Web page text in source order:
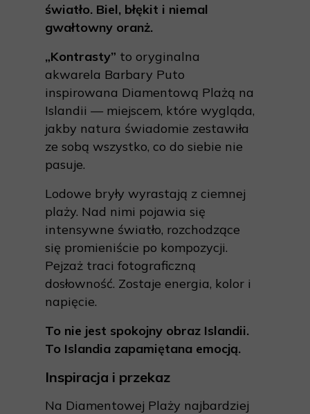
światło. Biel, błękit i niemal
gwałtowny oranż.
„Kontrasty” to oryginalna
akwarela Barbary Puto
inspirowana Diamentową Plażą na
Islandii — miejscem, które wygląda,
jakby natura świadomie zestawiła
ze sobą wszystko, co do siebie nie
pasuje.
Lodowe bryły wyrastają z ciemnej
plaży. Nad nimi pojawia się
intensywne światło, rozchodzące
się promieniście po kompozycji.
Pejzaż traci fotograficzną
dosłowność. Zostaje energia, kolor i
napięcie.
To nie jest spokojny obraz Islandii.
To Islandia zapamiętana emocją.
Inspiracja i przekaz
Na Diamentowej Plaży najbardziej